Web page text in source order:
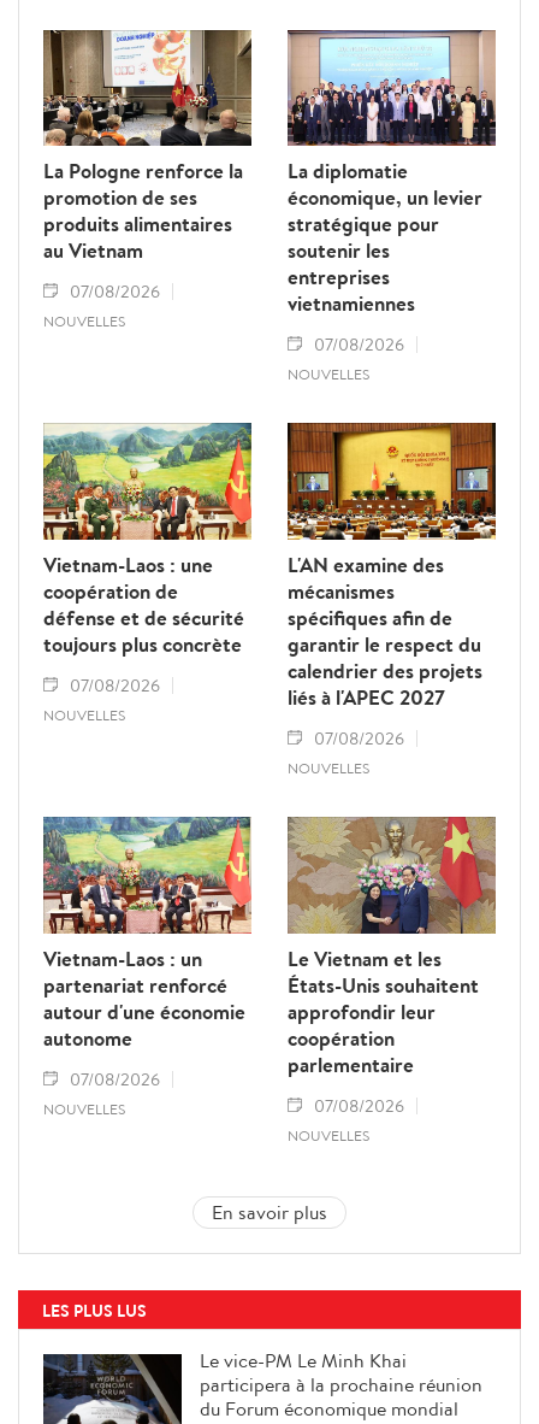
La Pologne renforce la
promotion de ses
produits alimentaires
au Vietnam
07/08/2026
NOUVELLES
La diplomatie
économique, un levier
stratégique pour
soutenir les
entreprises
vietnamiennes
07/08/2026
NOUVELLES
Vietnam-Laos : une
coopération de
défense et de sécurité
toujours plus concrète
07/08/2026
NOUVELLES
L'AN examine des
mécanismes
spécifiques afin de
garantir le respect du
calendrier des projets
liés à l'APEC 2027
07/08/2026
NOUVELLES
Vietnam-Laos : un
partenariat renforcé
autour d'une économie
autonome
07/08/2026
NOUVELLES
Le Vietnam et les
États-Unis souhaitent
approfondir leur
coopération
parlementaire
07/08/2026
NOUVELLES
En savoir plus
LES PLUS LUS
Le vice-PM Le Minh Khai
participera à la prochaine réunion
du Forum économique mondial